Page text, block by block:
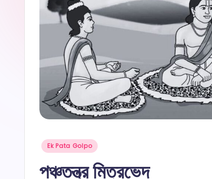
Posted
Ek Pata Golpo
পঞ্চতন্ত্র মিত্রভেদ